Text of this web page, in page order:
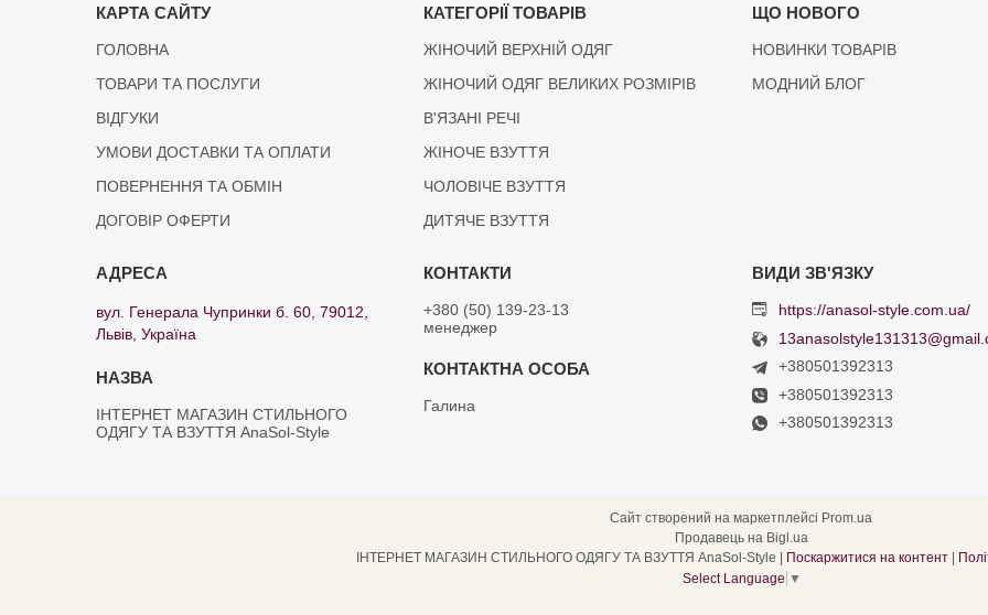
КАРТА САЙТУ
ГОЛОВНА
ТОВАРИ ТА ПОСЛУГИ
ВІДГУКИ
УМОВИ ДОСТАВКИ ТА ОПЛАТИ
ПОВЕРНЕННЯ ТА ОБМІН
ДОГОВІР ОФЕРТИ
КАТЕГОРІЇ ТОВАРІВ
ЖІНОЧИЙ ВЕРХНІЙ ОДЯГ
ЖІНОЧИЙ ОДЯГ ВЕЛИКИХ РОЗМІРІВ
В'ЯЗАНІ РЕЧІ
ЖІНОЧЕ ВЗУТТЯ
ЧОЛОВІЧЕ ВЗУТТЯ
ДИТЯЧЕ ВЗУТТЯ
ЩО НОВОГО
НОВИНКИ ТОВАРІВ
МОДНИЙ БЛОГ
вул. Генерала Чупринки б. 60, 79012,
Львів, Україна
ІНТЕРНЕТ МАГАЗИН СТИЛЬНОГО
ОДЯГУ ТА ВЗУТТЯ AnaSol-Style
+380 (50) 139-23-13
менеджер
Галина
https://anasol-style.com.ua/
+380501392313
+380501392313
+380501392313
Сайт створений на маркетплейсі Prom.ua
Продавець на Bigl.ua
Поскаржитися на контент
Select Language ▼